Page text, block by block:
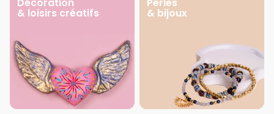
Décoration
& loisirs créatifs
Perles
& bijoux